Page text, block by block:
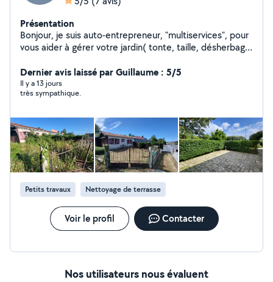
Présentation
Bonjour, je suis auto-entrepreneur, "multiservices", pour
vous aider à gérer votre jardin( tonte, taille, désherbage,
intérieur. N'hésitez pas à me contacter.
Dernier avis laissé par Guillaume : 5/5
Il y a 13 jours
très sympathique.
Petits travaux Nettoyage de terrasse
Voir le profil Contacter
Nos utilisateurs nous évaluent